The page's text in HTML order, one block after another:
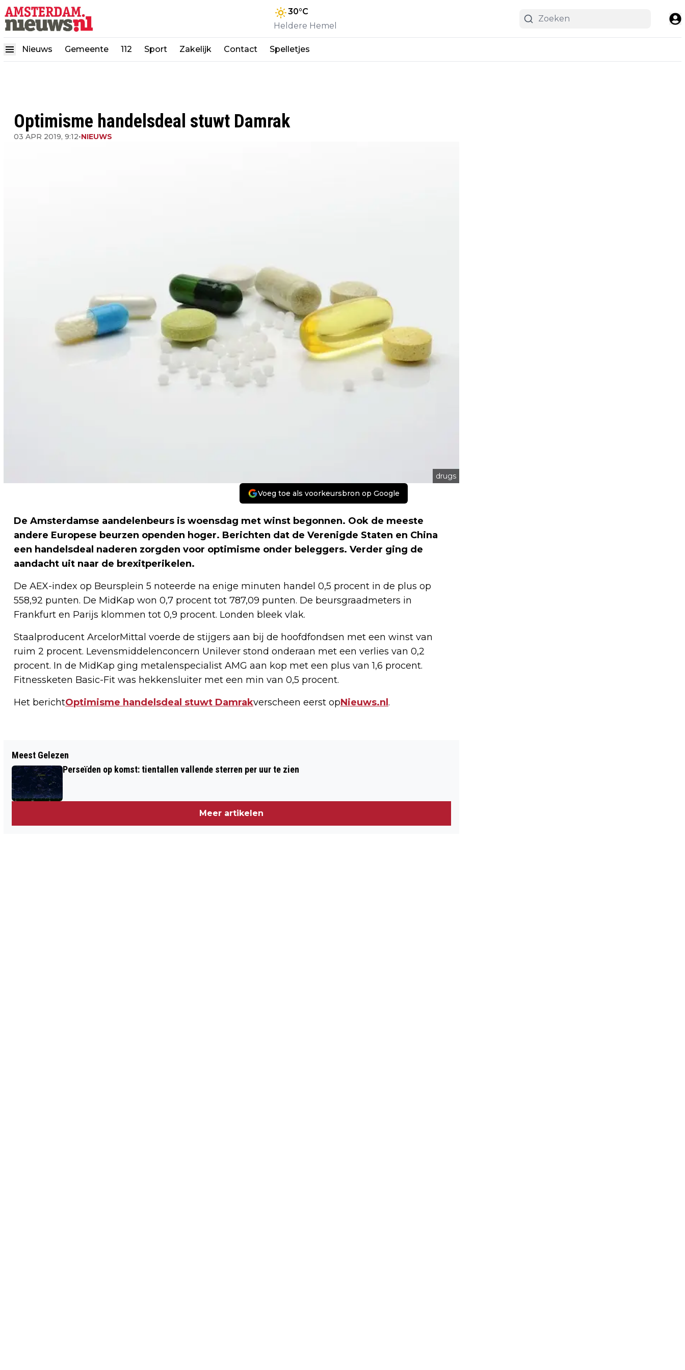
30°C
Heldere Hemel
Nieuws Gemeente 112 Sport Zakelijk Contact Spelletjes
Optimisme handelsdeal stuwt Damrak
03 APR 2019, 9:12•NIEUWS
drugs
Voeg toe als voorkeursbron op Google
De Amsterdamse aandelenbeurs is woensdag met winst begonnen. Ook de meeste
andere Europese beurzen openden hoger. Berichten dat de Verenigde Staten en China
een handelsdeal naderen zorgden voor optimisme onder beleggers. Verder ging de
aandacht uit naar de brexitperikelen.
De AEX-index op Beursplein 5 noteerde na enige minuten handel 0,5 procent in de plus op
558,92 punten. De MidKap won 0,7 procent tot 787,09 punten. De beursgraadmeters in
Frankfurt en Parijs klommen tot 0,9 procent. Londen bleek vlak.
Staalproducent ArcelorMittal voerde de stijgers aan bij de hoofdfondsen met een winst van
ruim 2 procent. Levensmiddelenconcern Unilever stond onderaan met een verlies van 0,2
procent. In de MidKap ging metalenspecialist AMG aan kop met een plus van 1,6 procent.
Fitnessketen Basic-Fit was hekkensluiter met een min van 0,5 procent.
Het berichtOptimisme handelsdeal stuwt Damrakverscheen eerst opNieuws.nl .
‘BISDOM VOOR HET BLOK GEZET DOOR
HOMOPASTOOR’
DEBAT
Meest Gelezen
Perseïden op komst: tientallen vallende sterren per uur te zien
Meer artikelen